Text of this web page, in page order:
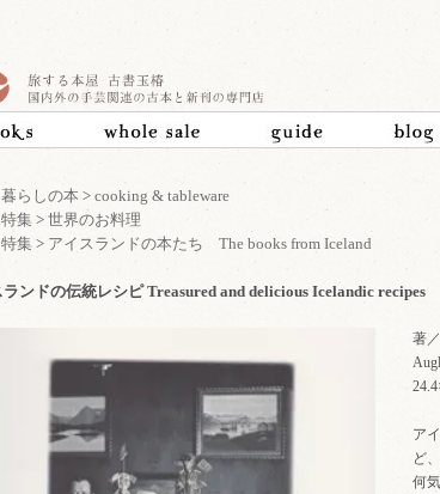
暮らしの本 > cooking & tableware
特集 > 世界のお料理
特集 > アイスランドの本たち The books from Iceland
ンドの伝統レシピ Treasured and delicious Icelandic recipes
著
ア
ど
何